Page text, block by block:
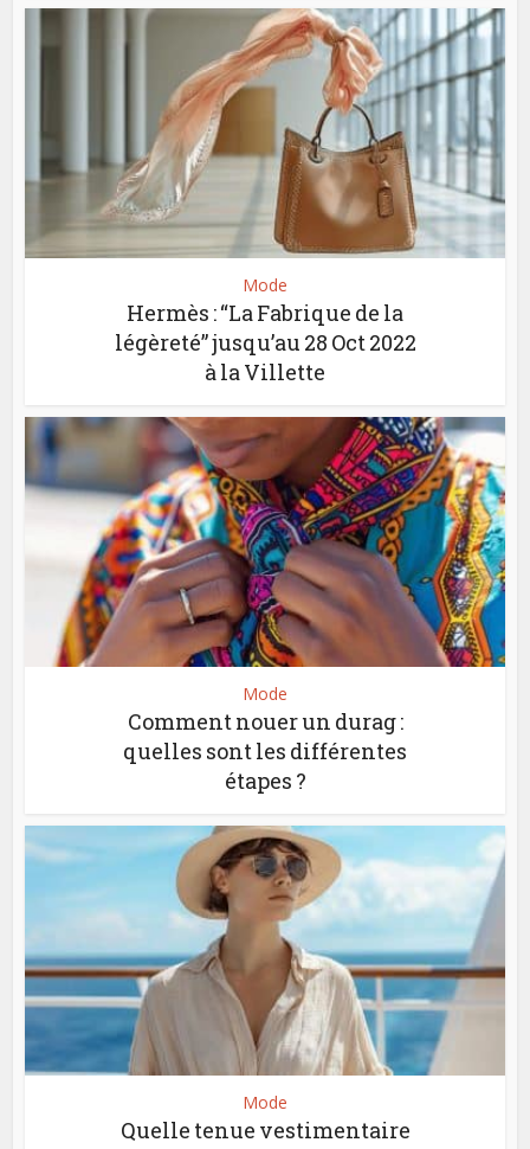
Mode
Hermès : “La Fabrique de la
légèreté” jusqu’au 28 Oct 2022
à la Villette
Mode
Comment nouer un durag :
quelles sont les différentes
étapes ?
Mode
Quelle tenue vestimentaire